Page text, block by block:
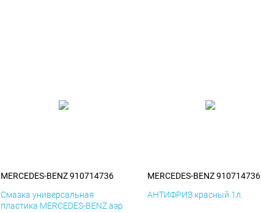
MERCEDES-BENZ 910714736
Смазка универсальная
пластика MERCEDES-BENZ аэр
MERCEDES-BENZ 910714736
АНТИФРИЗ красный 1л.